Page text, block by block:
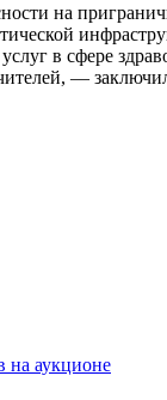
на
в сфере
—
на аукционе